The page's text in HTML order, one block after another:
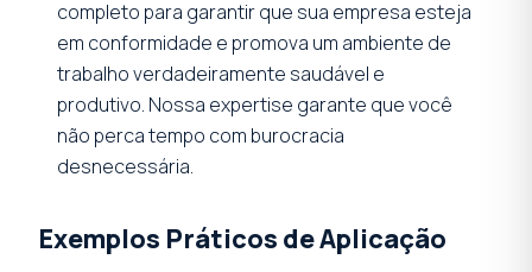
completo para garantir que sua empresa esteja
em conformidade e promova um ambiente de
trabalho verdadeiramente saudável e
produtivo. Nossa expertise garante que você
não perca tempo com burocracia
desnecessária.
Exemplos Práticos de Aplicação